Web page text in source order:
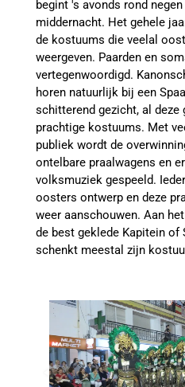
begint 's avonds rond
middernacht. Het gehele
de kostuums die veelal
weergeven. Paarden en
vertegenwoordigd.
horen natuurlijk bij een
schitterend gezicht, al deze
prachtige kostuums. Met
publiek wordt de
ontelbare praalwagens en
volksmuziek gespeeld.
oosters ontwerp en deze
weer aanschouwen. Aan
de best geklede Kapitein of
schenkt meestal zijn